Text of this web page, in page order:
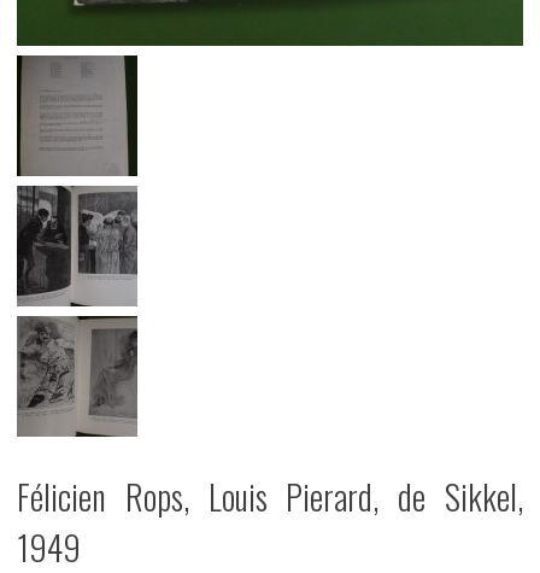
Félicien Rops, Louis Pierard, de Sikkel,
1949